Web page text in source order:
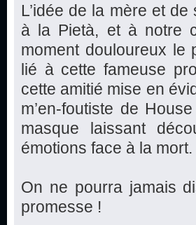
L’idée de la mère et
à la Pietà, et à notre
moment douloureux le
lié à cette fameuse
cette amitié mise en
m’en-foutiste de
masque laissant
émotions face à la mort.
On ne pourra jamais
promesse !